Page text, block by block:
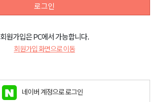
로그인
회원가입은 PC에서 가능합니다.
회원가입 화면으로 이동
네이버 계정으로 로그인